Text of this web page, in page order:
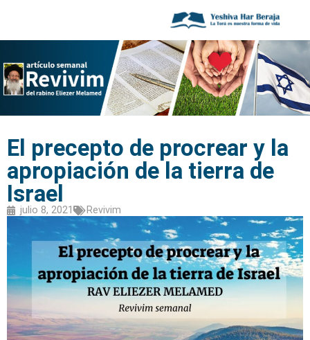
El precepto de procrear y la
apropiación de la tierra de
Israel
julio 8, 2021 Revivim